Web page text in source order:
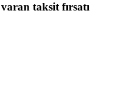
taksit fırsatı